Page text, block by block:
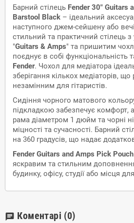
Барний стілець Fender 30" Guitars
Barstool Black – ідеальний
наступного джем-сейшену або
стильний та практичний стілець
"Guitars & Amps" та пришитим
поєднує в собі функціональність
Fender. Чохол для медіатора
зберігання кількох медіаторів,
незамінним для гітаристів.
Сидіння чорного матового
підкладкою забезпечує комфорт,
рама діаметром 1 дюйм та чорні
міцності та сучасності. Барний
на 360 градусів, що надає
Fender Guitars and Amps Pick
яскравим та стильним
будинку, офісу, студії або місця
chat Коментарі (0)